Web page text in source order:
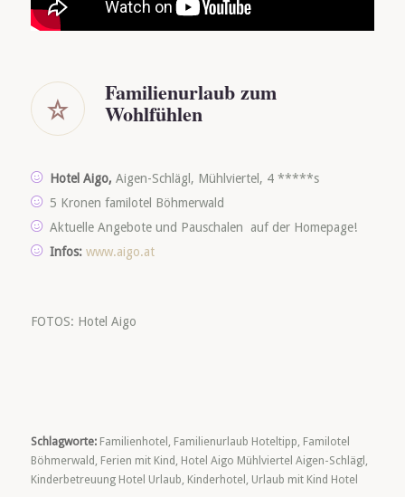
Familienurlaub zum
Wohlfühlen
Hotel Aigo, Aigen-Schlägl, Mühlviertel, 4 *****s
5 Kronen familotel Böhmerwald
Aktuelle Angebote und Pauschalen auf der Homepage!
Infos: www.aigo.at
FOTOS: Hotel Aigo
Schlagworte: Familienhotel Familienurlaub Hoteltipp Familotel
Böhmerwald Ferien mit Kind Hotel Aigo Mühlviertel Aigen-Schlägl
Kinderbetreuung Hotel Urlaub Kinderhotel Urlaub mit Kind Hotel